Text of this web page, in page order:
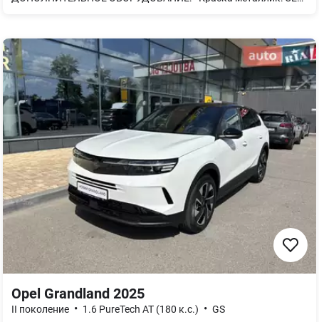
Opel Grandland 2025
II поколение • 1.6 PureTech AT (180 к.с.) • GS